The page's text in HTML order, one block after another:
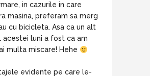
in cazurile in care
masina, preferam sa merg
cu bicicleta. Asa ca un alt
acestei luni a fost ca am
multa miscare! Hehe
evidente pe care le-